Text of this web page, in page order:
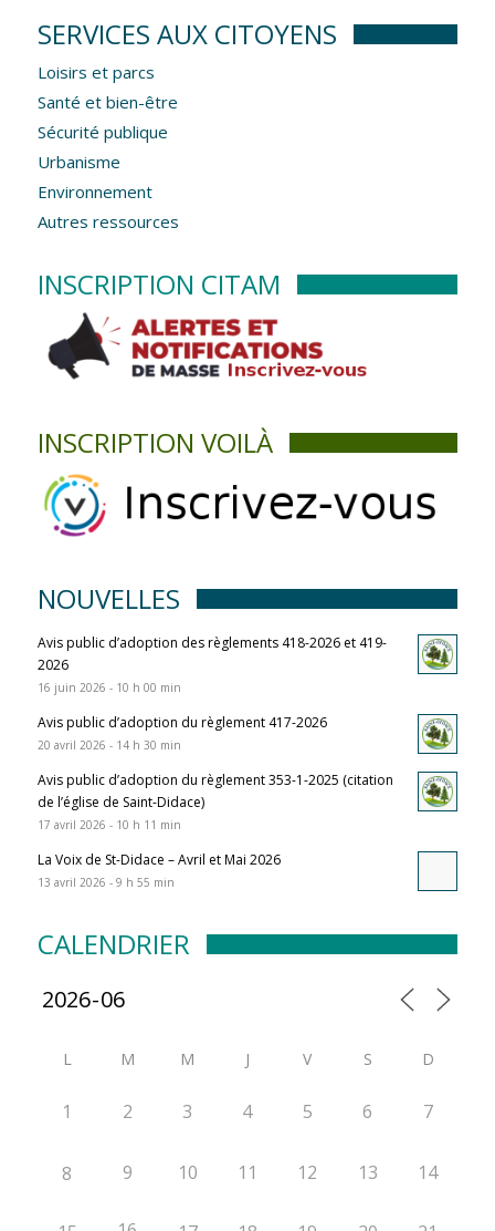
SERVICES AUX CITOYENS
Loisirs et parcs
Santé et bien-être
Sécurité publique
Urbanisme
Environnement
Autres ressources
INSCRIPTION CITAM
INSCRIPTION VOILÀ
NOUVELLES
Avis public d’adoption des règlements 418-2026 et 419-
2026
16 juin 2026 - 10 h 00 min
Avis public d’adoption du règlement 417-2026
20 avril 2026 - 14 h 30 min
Avis public d’adoption du règlement 353-1-2025 (citation
de l’église de Saint-Didace)
17 avril 2026 - 10 h 11 min
La Voix de St-Didace – Avril et Mai 2026
13 avril 2026 - 9 h 55 min
CALENDRIER
L M M J V S D
1 2 3 4 5 6 7
8 9 10 11 12 13 14